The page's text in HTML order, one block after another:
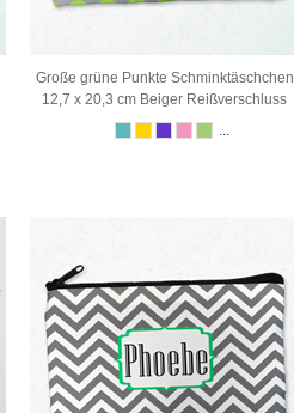
Große grüne Punkte Schminktäschchen
12,7 x 20,3 cm Beiger Reißverschluss
...